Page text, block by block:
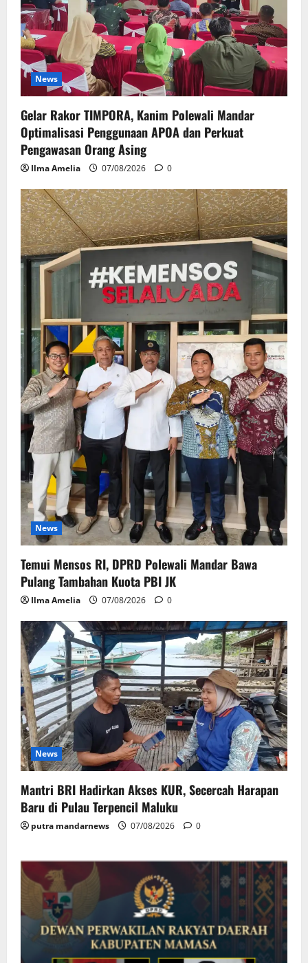
t
i
o
n
News
Gelar Rakor TIMPORA, Kanim Polewali Mandar
Optimalisasi Penggunaan APOA dan Perkuat
Pengawasan Orang Asing
Ilma Amelia 07/08/2026 0
News
Temui Mensos RI, DPRD Polewali Mandar Bawa
Pulang Tambahan Kuota PBI JK
Ilma Amelia 07/08/2026 0
News
Mantri BRI Hadirkan Akses KUR, Secercah Harapan
Baru di Pulau Terpencil Maluku
putra mandarnews 07/08/2026 0